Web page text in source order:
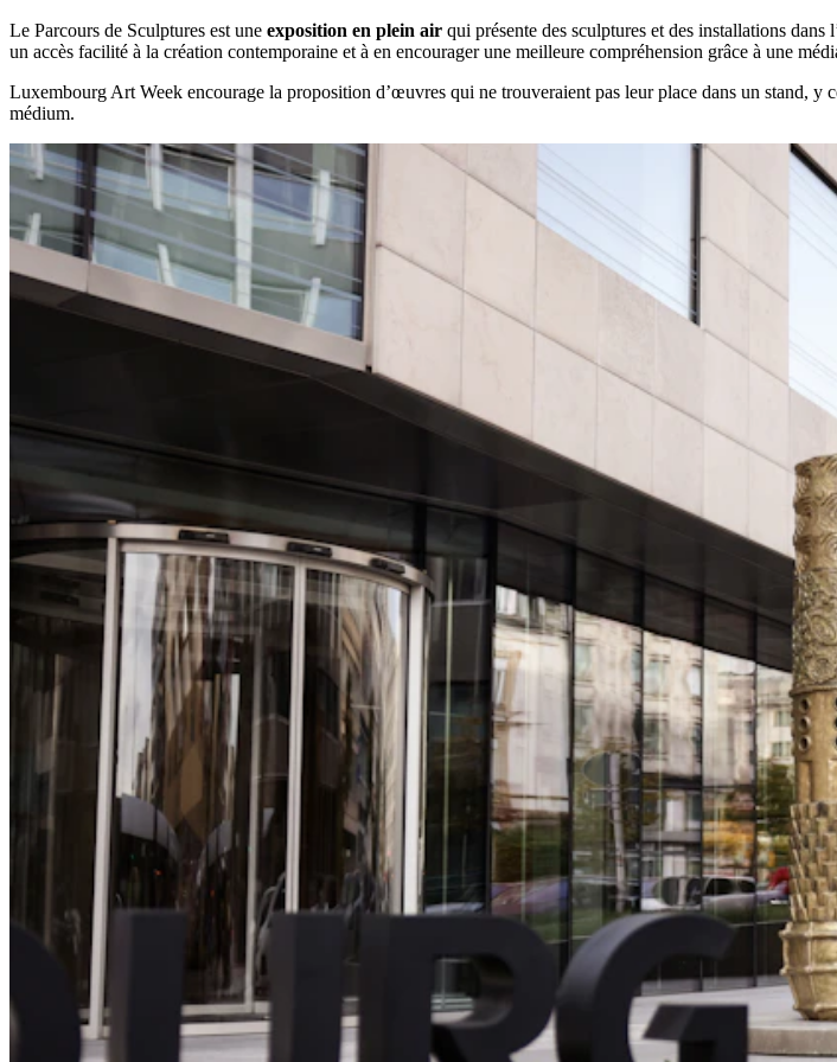
Le Parcours de Sculptures est une exposition en plein air qui présente des sculptures et des installations
un accès facilité à la création contemporaine et à en encourager une meilleure compréhension grâce à une
Luxembourg Art Week encourage la proposition d’œuvres qui ne trouveraient pas leur place dans un stand,
médium.